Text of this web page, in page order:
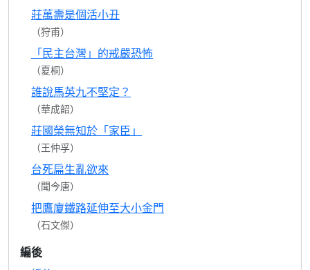
莊萬壽是個活小丑
（狩甫）
「民主台灣」的戒嚴恐怖
（夏桐）
誰說馬英九不堅定？
（華成韶）
莊國榮無知於「家臣」
（王仲孚）
台死扁生亂欲來
（聞今唐）
把鷹廈鐵路延伸至大小金門
（石文傑）
編後